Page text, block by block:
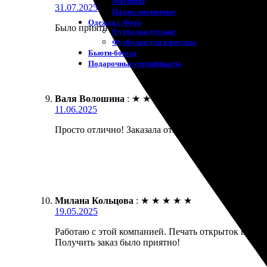
Пазлы магнитные
Одежда с Фото
Футболки детские
Футболки для взрослых
Бьюти-боксы
Подарочные сертификаты
31.07.2025
Было приятно работать с данной компанией.
Валя Волошина : ★ ★
11.06.2025
Просто отлично! Заказала открытки, и они
Милана Кольцова : ★ ★ ★ ★ ★
19.05.2025
Работаю с этой компанией. Печать открыток
Получить заказ было приятно!